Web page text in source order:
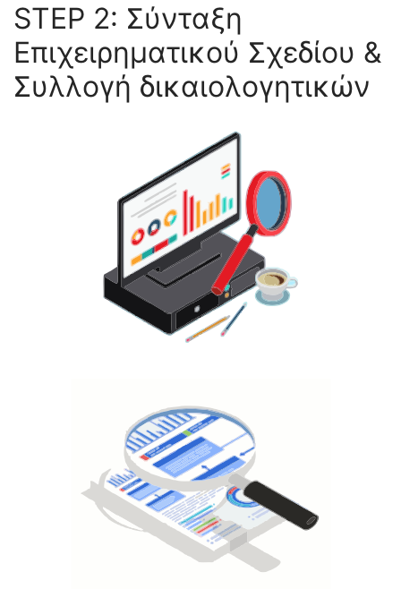
STEP 2: Σύνταξη
Επιχειρηματικού Σχεδίου &
Συλλογή δικαιολογητικών